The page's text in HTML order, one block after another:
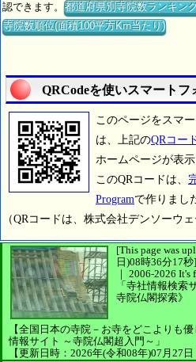
認できます。都道府県別寺院数ランキン
寺院数順位(面積100平方Km当たり)
QRCodeを使いスマートフ
このページをスマ
は、上記のQRコー
ホームページが表示
このQRコードは、
Programで作りまし
（QRコードは、株式会社デンソーウ
[This page was
日)08時36分17秒]
｜ 2006-2026 It's
「寺社情報検索
寺院仏閣探索》
【全国日本の寺院－お寺をどこよりも優
情報サイト ～寺院仏閣超入門～」
【更新日時：2026年(令和08年)07月27